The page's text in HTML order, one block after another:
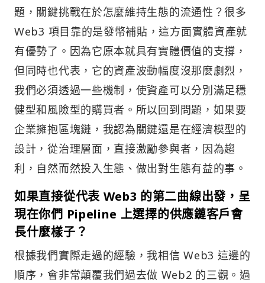
題，關鍵挑戰在於怎麼維持生態的流通性？很多
Web3 項目靠的是發幣補貼，這方面實體資產就
有優勢了。因為它原本就具有實體價值的支撐，
但同時也代表，它的資產波動幅度沒那麼劇烈，
我們必須透過一些機制，使資產可以分別滿足穩
健型和風險型的購買者。所以回到問題，如果要
企業擁抱區塊鏈，我認為關鍵還是在經濟模型的
設計，從治理層面，直接激勵參與者，因為趨
利，自然而然投入生態、做出對生態有益的事。
如果直接從代表 Web3 的第二曲線出發，呈
現在你們 Pipeline 上選擇的供應鏈客戶會
長什麼樣子？
根據我們實際走過的經驗，我相信 Web3 這邊的
順序，會非常顛覆我們過去做 Web2 的三觀。過